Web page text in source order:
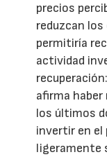
precios
reduzcan
permitiría
actividad
afirma
los últimos
invertir en el
ligeramente